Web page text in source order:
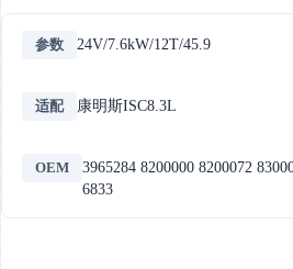
参数 24V/7.6kW/12T/45.9
适配 康明斯ISC8.3L
OEM
3965284 8200000 8200072
6833